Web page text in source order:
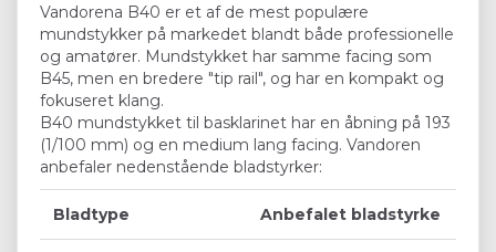
Vandorena B40 er et af de mest populære
mundstykker på markedet blandt både professionelle
og amatører. Mundstykket har samme facing som
B45, men en bredere "tip rail", og har en kompakt og
fokuseret klang.
B40 mundstykket til basklarinet har en åbning på 193
(1/100 mm) og en medium lang facing. Vandoren
anbefaler nedenstående bladstyrker:
Bladtype Anbefalet bladstyrke